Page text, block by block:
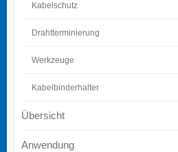
Kabelschutz
Drahtterminierung
Werkzeuge
Kabelbinderhalter
Übersicht
Anwendung